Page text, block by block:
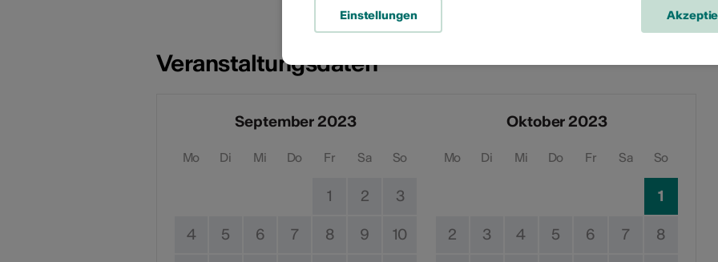
Veranstaltungsdaten
September 2023
Mo Di Mi Do Fr Sa So
1 2 3
4 5 6 7 8 9 10
Oktober 2023
Mo Di Mi Do Fr Sa So
1
2 3 4 5 6 7 8
Einstellungen